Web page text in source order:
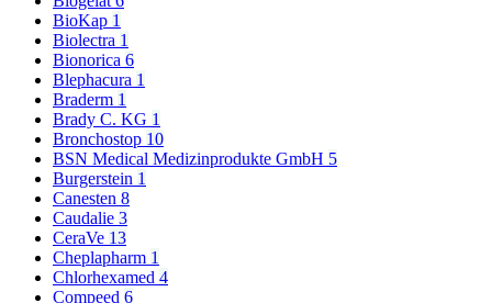
BioKap 1
Biolectra 1
Bionorica 6
Blephacura 1
Braderm 1
Brady C. KG 1
Bronchostop 10
BSN Medical Medizinprodukte GmbH 5
Burgerstein 1
Canesten 8
Caudalie 3
CeraVe 13
Cheplapharm 1
Chlorhexamed 4
Compeed 6